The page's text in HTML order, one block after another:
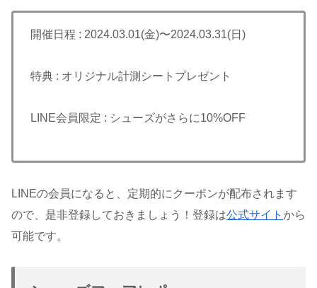
開催日程 : 2024.03.01(金)〜2024.03.31(日)
特典 : オリジナル計測シートプレゼント
LINE会員限定 : シューズがさらに10%OFF
LINEの会員になると、定期的にクーポンが配布されます
ので、是非登録しておきましょう！登録は公式サイト から
可能です。